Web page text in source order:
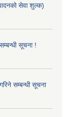
सेवा शुल्क)
सूचना !
सम्बन्धी सूचना